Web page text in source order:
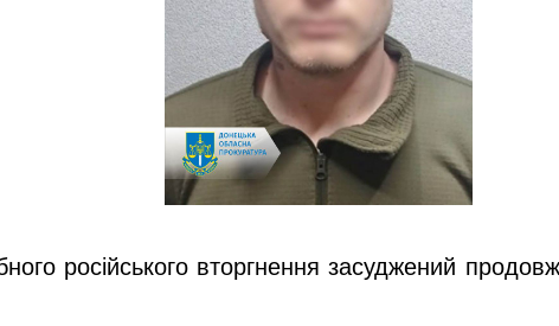
російського вторгнення засуджений